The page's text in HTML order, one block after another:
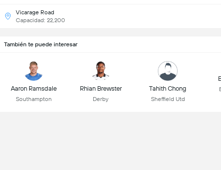
Vicarage Road
Capacidad: 22,200
También te puede interesar
Aaron Ramsdale
Southampton
Rhian Brewster
Derby
Tahith Chong
Sheffield Utd